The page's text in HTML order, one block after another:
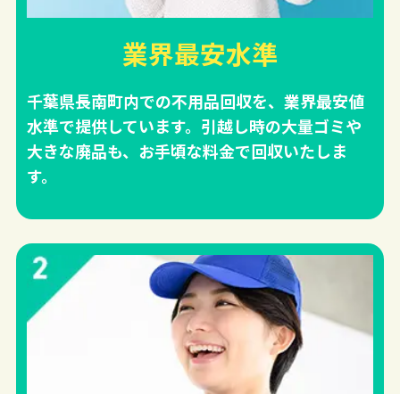
業界最安水準
千葉県長南町内での不用品回収を、業界最安値
水準で提供しています。引越し時の大量ゴミや
大きな廃品も、お手頃な料金で回収いたしま
す。